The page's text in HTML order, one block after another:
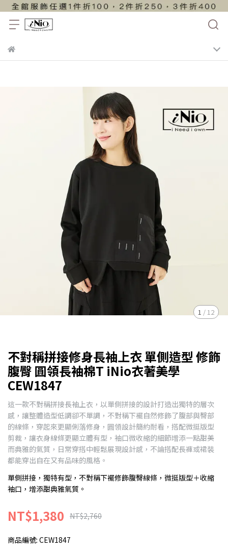
1 /12
不對稱拼接修身長袖上衣 單側造型 修飾
腹臀 圓領長袖棉T iNio衣著美學
CEW1847
這一款不對稱拼接長袖上衣，以單側拼接的設計打造出獨特的層次
感，讓整體造型低調卻不單調，不對稱下襬自然修飾了腹部與臀部
的線條，穿起來更顯俐落修身，圓領設計簡約耐看，搭配微挺版型
剪裁，讓衣身線條更顯立體有型，袖口微收縮的細節增添一點甜美
而典雅的氣質，日常穿搭中輕鬆展現設計感，不論搭配長褲或裙裝
都能穿出自在又有品味的風格。
單側拼接，獨特有型，不對稱下襬修飾腹臀線條，微挺版型＋收縮
袖口，增添甜典雅氣質。
NT$1,380 NT$2,760
商品編號: CEW1847